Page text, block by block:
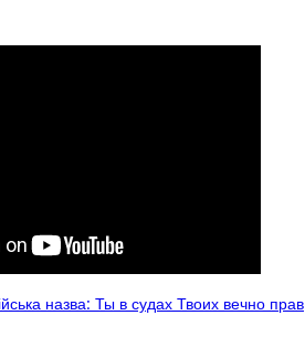
назва: Ты в судах Твоих вечно прав